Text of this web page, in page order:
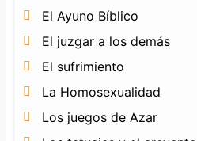
El Ayuno Bíblico
El juzgar a los demás
El sufrimiento
La Homosexualidad
Los juegos de Azar